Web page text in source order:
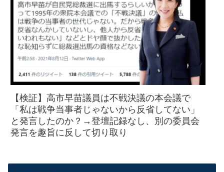
【検証】高市早苗議員は不戦決議の本会議で
「私は戦争当事者じゃないから反省してない」
と発言したのか？→登壇記録なし、別の委員会
発言を趣旨に反して切り取り